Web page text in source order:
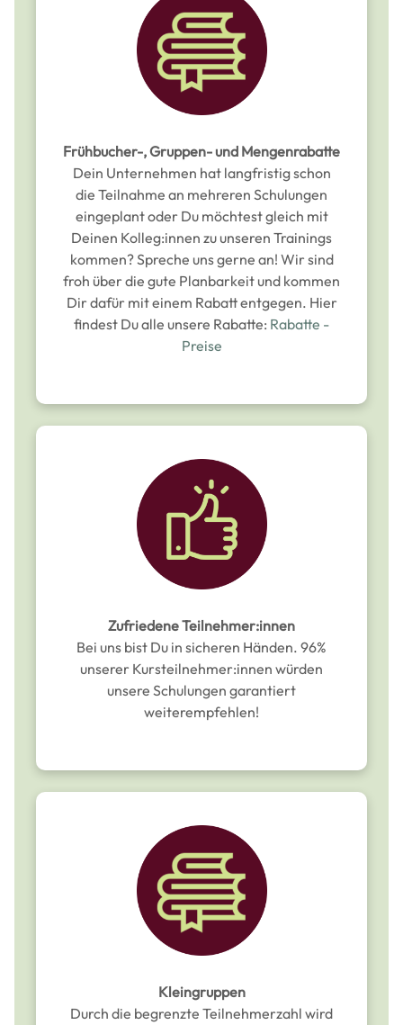
Frühbucher-, Gruppen- und Mengenrabatte
Dein Unternehmen hat langfristig schon
die Teilnahme an mehreren Schulungen
eingeplant oder Du möchtest gleich mit
Deinen Kolleg:innen zu unseren Trainings
kommen? Spreche uns gerne an! Wir sind
froh über die gute Planbarkeit und kommen
Dir dafür mit einem Rabatt entgegen. Hier
findest Du alle unsere Rabatte: Rabatte -
Preise
Zufriedene Teilnehmer:innen
Bei uns bist Du in sicheren Händen. 96%
unserer Kursteilnehmer:innen würden
unsere Schulungen garantiert
weiterempfehlen!
Kleingruppen
Durch die begrenzte Teilnehmerzahl wird